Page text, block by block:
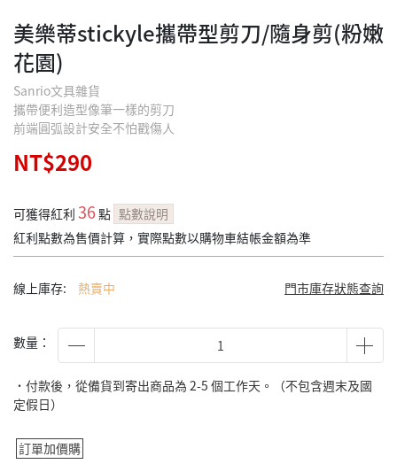
美樂蒂stickyle攜帶型剪刀/隨身剪(粉嫩
花園)
Sanrio文具雜貨
攜帶便利造型像筆一樣的剪刀
前端圓弧設計安全不怕戳傷人
NT$290
可獲得紅利 36點 點數說明
紅利點數為售價計算，實際點數以購物車結帳金額為準
線上庫存: 熱賣中 門市庫存狀態查詢
數量：
˙付款後，從備貨到寄出商品為 2-5 個工作天。（不包含週末及國
定假日）
訂單加價購